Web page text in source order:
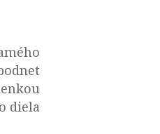
diela